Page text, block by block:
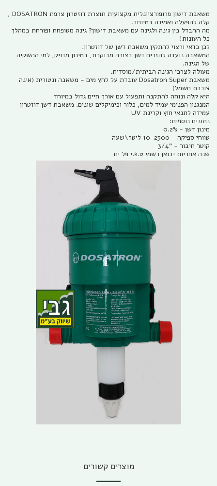
משאבת דישון פרופורציונלית מקצועית תוצרת דוזטרון צרפת DOSATRON ,
קלה להפעלה ואמינה במיוחד.
מה ההבדל בין גינה ולגינה עם משאבת דישון? גינה מטופחת ופורחת במהלך
כל העונות!
לכן כדאי ורצוי להתקין משאבת דשן של דוזטרון.
המשאבה נועדה להזרים דשן בצורה מבוקרת, במינון מדויק, למי ההשקיה
של הגינה.
מעולה לצרכי הגינה הביתית/מוסדית.
משאבת Dosatron Super עובדת על לחץ מים - משאבה ונטורית (אינה
צורכת חשמל)
היא קלה ונוחה להתקנה ותפעול עם אורך חיים גדול במיוחד
המנגנון הפנימי עמיד למים, כלור וכימיקלים שונים. משאבת דשן דוזטרון
עמידה לתנאי חוץ וקרינת UV
נתונים נוספים:
מינון דשן - 0.2%
טווחי ספיקה - 10-2500 ליטר\שעה
קוטר חיבור - "3/4
שנה אחריות יבואן רשמי ט.פ.י פל ים
מוצרים קשורים